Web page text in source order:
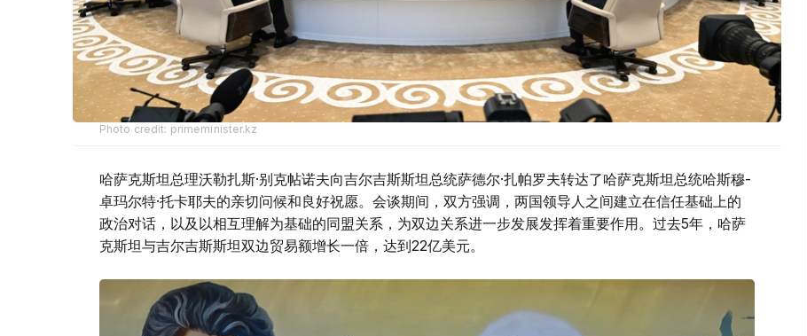
Photo credit: primeminister.kz
哈萨克斯坦总理沃勒扎斯·别克帖诺夫向吉尔吉斯斯坦总统萨德尔·扎帕罗夫转达了哈萨克斯坦总统哈斯穆-
卓玛尔特·托卡耶夫的亲切问候和良好祝愿。会谈期间，双方强调，两国领导人之间建立在信任基础上的
政治对话，以及以相互理解为基础的同盟关系，为双边关系进一步发展发挥着重要作用。过去5年，哈萨
克斯坦与吉尔吉斯斯坦双边贸易额增长一倍，达到22亿美元。